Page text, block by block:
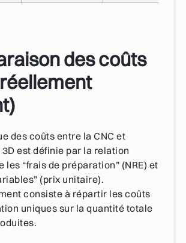
des coûts
des coûts entre la CNC et
est définie par la relation
les “frais de préparation” (NRE) et
(prix unitaire).
consiste à répartir les coûts
uniques sur la quantité totale